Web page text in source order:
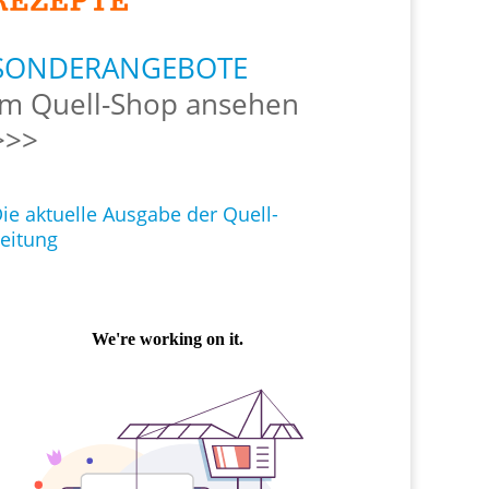
Quell-Shop ansehen
aktuelle Ausgabe der Quell-